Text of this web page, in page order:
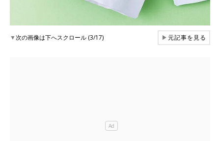
▼次の画像は下へスクロール (3/17) ▶元記事を見る